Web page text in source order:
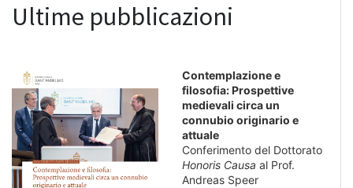
Ultime pubblicazioni
Contemplazione e
filosofia: Prospettive
medievali circa un
connubio originario e
attuale
Conferimento del Dottorato
Honoris Causa al Prof.
Andreas Speer